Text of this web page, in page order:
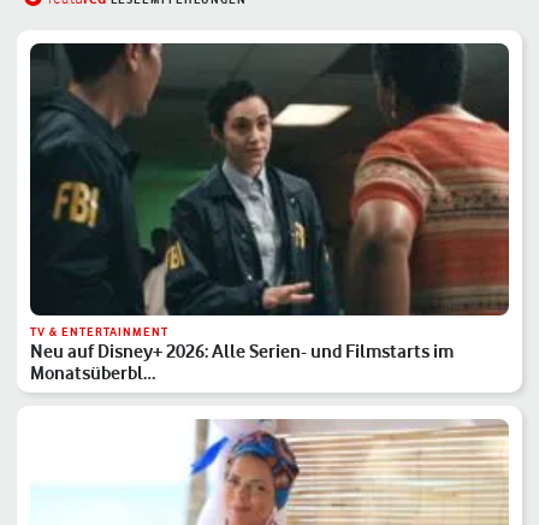
TV & ENTERTAINMENT
Neu auf Disney+ 2026: Alle Serien- und Filmstarts im
Monatsüberbl…